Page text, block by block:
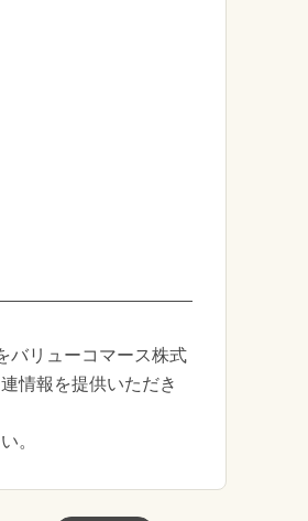
バリューコマース株式
情報を提供いただき
。